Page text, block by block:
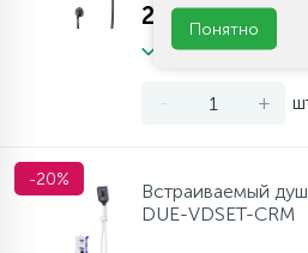
21 950 руб. /шт
В наличии много
- +
-20%
Встраиваемый
DUE-VDSET-CRM
Понятно